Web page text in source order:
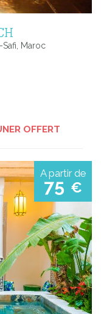
Maroc
OFFERT
A partir de
75 €